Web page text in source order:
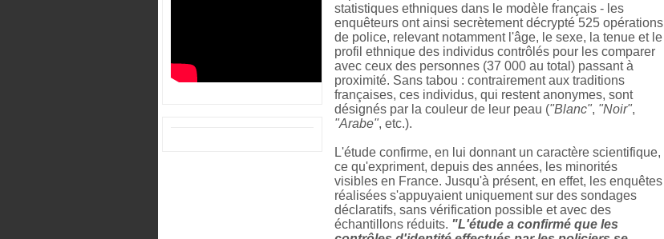
statistiques ethniques dans le modèle français - les
enquêteurs ont ainsi secrètement décrypté 525 opérations
de police, relevant notamment l'âge, le sexe, la tenue et le
profil ethnique des individus contrôlés pour les comparer
avec ceux des personnes (37 000 au total) passant à
proximité. Sans tabou : contrairement aux traditions
françaises, ces individus, qui restent anonymes, sont
désignés par la couleur de leur peau ("Blanc", "Noir",
"Arabe", etc.).
L'étude confirme, en lui donnant un caractère scientifique,
ce qu'expriment, depuis des années, les minorités
visibles en France. Jusqu'à présent, en effet, les enquêtes
réalisées s'appuyaient uniquement sur des sondages
déclaratifs, sans vérification possible et avec des
échantillons réduits. "L'étude a confirmé que les